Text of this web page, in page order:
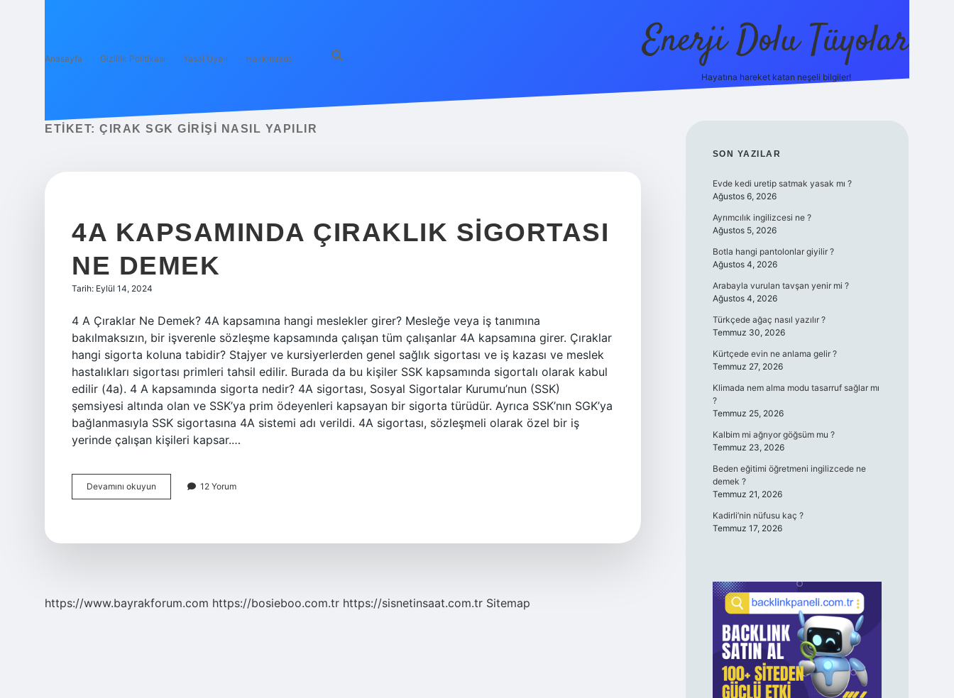
Anasayfa Gizlilik Politikası Yasal Uyarı Hakkımızda Enerji Dolu Tüyolar
Hayatına hareket katan neşeli bilgiler!
ETIKET: ÇIRAK SGK GIRIŞI NASIL YAPILIR
4A KAPSAMINDA ÇIRAKLIK SIGORTASI
NE DEMEK
Tarih: Eylül 14, 2024
4 A Çıraklar Ne Demek? 4A kapsamına hangi meslekler girer? Mesleğe veya iş tanımına
bakılmaksızın, bir işverenle sözleşme kapsamında çalışan tüm çalışanlar 4A kapsamına girer. Çıraklar
hangi sigorta koluna tabidir? Stajyer ve kursiyerlerden genel sağlık sigortası ve iş kazası ve meslek
hastalıkları sigortası primleri tahsil edilir. Burada da bu kişiler SSK kapsamında sigortalı olarak kabul
edilir (4a). 4 A kapsamında sigorta nedir? 4A sigortası, Sosyal Sigortalar Kurumu’nun (SSK)
şemsiyesi altında olan ve SSK’ya prim ödeyenleri kapsayan bir sigorta türüdür. Ayrıca SSK’nın SGK’ya
bağlanmasıyla SSK sigortasına 4A sistemi adı verildi. 4A sigortası, sözleşmeli olarak özel bir iş
yerinde çalışan kişileri kapsar.…
Devamını okuyun
Kapsamında
12 Yorum
https://www.bayrakforum.com https://bosieboo.com.tr https://sisnetinsaat.com.tr Sitemap
SIDEBAR
SON YAZILAR
Evde kedi uretip satmak yasak mı ?
Ağustos 6, 2026
Ayrımcılık ingilizcesi ne ?
Ağustos 5, 2026
Botla hangi pantolonlar giyilir ?
Ağustos 4, 2026
Arabayla vurulan tavşan yenir mi ?
Ağustos 4, 2026
Türkçede ağaç nasıl yazılır ?
Temmuz 30, 2026
Kürtçede evin ne anlama gelir ?
Temmuz 27, 2026
Klimada nem alma modu tasarruf sağlar mı
?
Temmuz 25, 2026
Kalbim mi ağrıyor göğsüm mu ?
Temmuz 23, 2026
Beden eğitimi öğretmeni ingilizcede ne
demek ?
Temmuz 21, 2026
Kadirli’nin nüfusu kaç ?
Temmuz 17, 2026